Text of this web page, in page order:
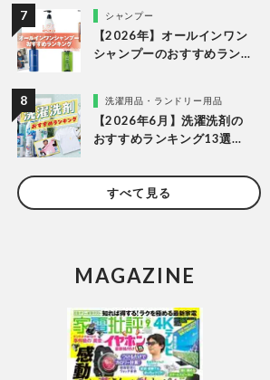
比較シャンプー
【2026年】オールインワン
シャンプーのおすすめラン
をプロと比較
洗濯用品・ランドリー用品
【2026年6月】洗濯洗剤の
おすすめランキング13選。
ル・粉末の人気商品を比較
検証
すべて見る
MAGAZINE